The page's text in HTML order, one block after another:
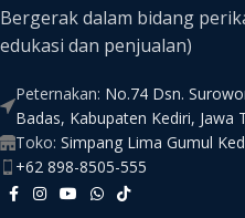
Bergerak dalam bidang
edukasi dan penjualan)
Peternakan: No.74 Dsn.
Badas, Kabupaten Kediri, Jawa
Toko: Simpang Lima Gumul
+62 898-8505-555